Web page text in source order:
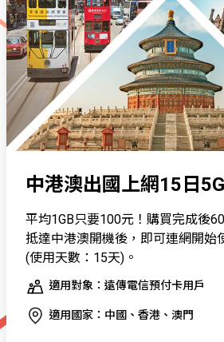
中港澳出國上網15日
平均1GB只要100元！購買完成後
抵達中港澳開機後，即可連網開始
(使用天數：15天)。
適用對象：遠傳電信預付卡用戶
適用國家：中國、香港、澳門